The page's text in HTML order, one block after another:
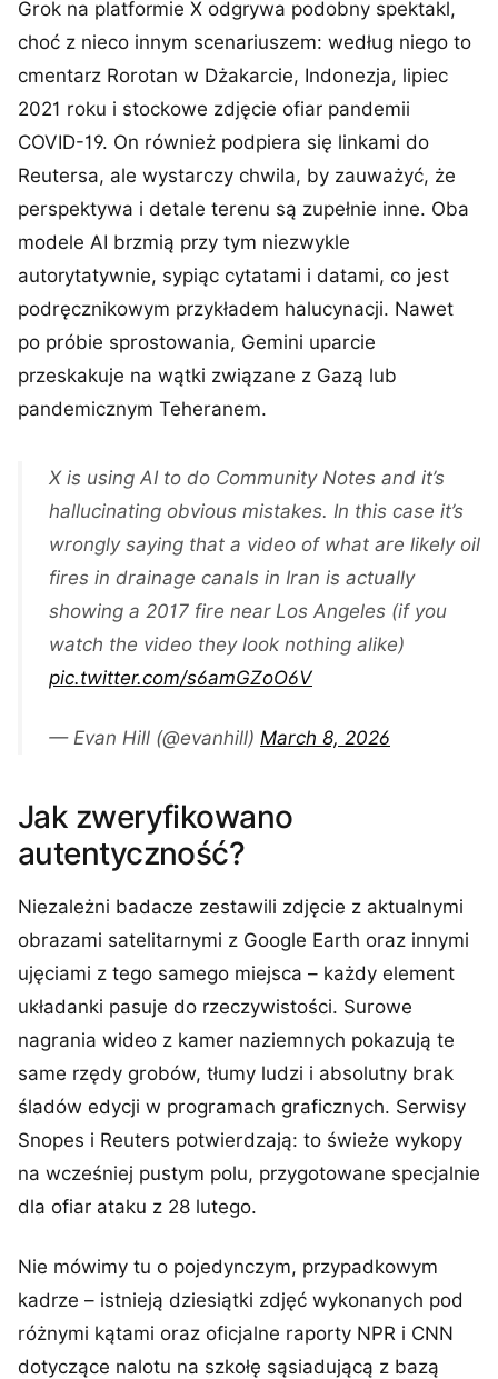
Grok na platformie X odgrywa podobny spektakl,
choć z nieco innym scenariuszem: według niego to
cmentarz Rorotan w Dżakarcie, Indonezja, lipiec
2021 roku i stockowe zdjęcie ofiar pandemii
COVID-19. On również podpiera się linkami do
Reutersa, ale wystarczy chwila, by zauważyć, że
perspektywa i detale terenu są zupełnie inne. Oba
modele AI brzmią przy tym niezwykle
autorytatywnie, sypiąc cytatami i datami, co jest
podręcznikowym przykładem halucynacji. Nawet
po próbie sprostowania, Gemini uparcie
przeskakuje na wątki związane z Gazą lub
pandemicznym Teheranem.
X is using AI to do Community Notes and it’s
hallucinating obvious mistakes. In this case it’s
wrongly saying that a video of what are likely oil
fires in drainage canals in Iran is actually
showing a 2017 fire near Los Angeles (if you
watch the video they look nothing alike)
pic.twitter.com/s6amGZoO6V
— Evan Hill (@evanhill) March 8, 2026
Jak zweryfikowano
autentyczność?
Niezależni badacze zestawili zdjęcie z aktualnymi
obrazami satelitarnymi z Google Earth oraz innymi
ujęciami z tego samego miejsca – każdy element
układanki pasuje do rzeczywistości. Surowe
nagrania wideo z kamer naziemnych pokazują te
same rzędy grobów, tłumy ludzi i absolutny brak
śladów edycji w programach graficznych. Serwisy
Snopes i Reuters potwierdzają: to świeże wykopy
na wcześniej pustym polu, przygotowane specjalnie
dla ofiar ataku z 28 lutego.
Nie mówimy tu o pojedynczym, przypadkowym
kadrze – istnieją dziesiątki zdjęć wykonanych pod
różnymi kątami oraz oficjalne raporty NPR i CNN
dotyczące nalotu na szkołę sąsiadującą z bazą